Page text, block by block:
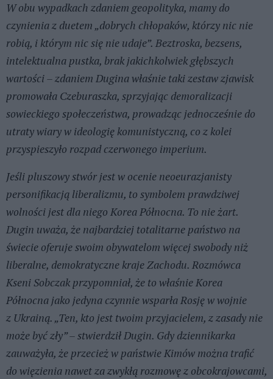
W obu wypadkach zdaniem geopolityka, mamy do
czynienia z duetem „dobrych chłopaków, którzy nic nie
robią, i którym nic się nie udaje”. Beztroska, bezsens,
intelektualna pustka, brak jakichkolwiek głębszych
wartości – zdaniem Dugina właśnie taki zestaw zjawisk
promowała Czeburaszka, sprzyjając demoralizacji
sowieckiego społeczeństwa, prowadząc jednocześnie do
utraty wiary w ideologię komunistyczną, co z kolei
przyspieszyło rozpad czerwonego imperium.
Jeśli pluszowy stwór jest w ocenie neoeurazjanisty
personifikacją liberalizmu, to symbolem prawdziwej
wolności jest dla niego Korea Północna. To nie żart.
Dugin uważa, że najbardziej totalitarne państwo na
świecie oferuje swoim obywatelom więcej swobody niż
liberalne, demokratyczne kraje Zachodu. Rozmówca
Kseni Sobczak przypomniał, że to właśnie Korea
Północna jako jedyna czynnie wsparła Rosję w wojnie
z Ukrainą. „Ten, kto jest twoim przyjacielem, z zasady nie
może być zły” – stwierdził Dugin. Gdy dziennikarka
zauważyła, że przecież w państwie Kimów można trafić
do więzienia nawet za zwykłą rozmowę z obcokrajowcami,